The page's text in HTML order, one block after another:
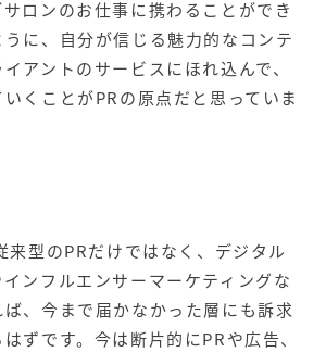
ロンのお仕事に携わることができ
に、自分が信じる魅力的なコンテ
アントのサービスにほれ込んで、
くことがPRの原点だと思っていま
来型のPRだけではなく、デジタル
ンフルエンサーマーケティングな
、今まで届かなかった層にも訴求
ずです。今は断片的にPRや広告、